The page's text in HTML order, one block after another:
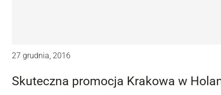
27 grudnia, 2016
Skuteczna promocja Krakowa w